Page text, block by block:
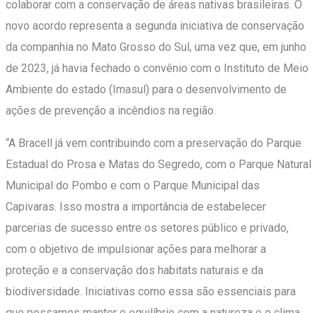
colaborar com a conservação de áreas nativas brasileiras. O
novo acordo representa a segunda iniciativa de conservação
da companhia no Mato Grosso do Sul, uma vez que, em junho
de 2023, já havia fechado o convênio com o Instituto de Meio
Ambiente do estado (Imasul) para o desenvolvimento de
ações de prevenção a incêndios na região.
“A Bracell já vem contribuindo com a preservação do Parque
Estadual do Prosa e Matas do Segredo, com o Parque Natural
Municipal do Pombo e com o Parque Municipal das
Capivaras. Isso mostra a importância de estabelecer
parcerias de sucesso entre os setores público e privado,
com o objetivo de impulsionar ações para melhorar a
proteção e a conservação dos habitats naturais e da
biodiversidade. Iniciativas como essa são essenciais para